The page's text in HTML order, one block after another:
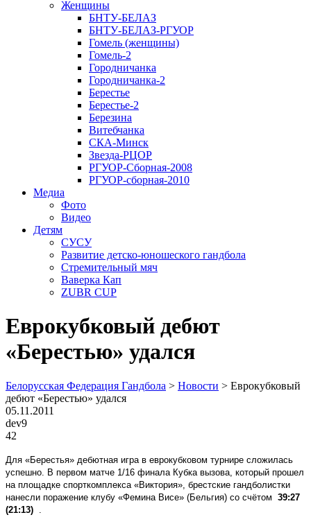
Женщины
БНТУ-БЕЛАЗ
БНТУ-БЕЛАЗ-РГУОР
Гомель (женщины)
Гомель-2
Городничанка
Городничанка-2
Берестье
Берестье-2
Березина
Витебчанка
СКА-Минск
Звезда-РЦОР
РГУОР-Сборная-2008
РГУОР-сборная-2010
Медиа
Фото
Видео
Детям
СУСУ
Развитие детско-юношеского гандбола
Стремительный мяч
Ваверка Кап
ZUBR CUP
Еврокубковый дебют
«Берестью» удался
Белорусская Федерация Гандбола > Новости > Еврокубковый
дебют «Берестью» удался
05.11.2011
dev9
42
Для «Берестья» дебютная игра в еврокубковом турнире сложилась
успешно. В первом матче 1/16 финала Кубка вызова, который прошел
на площадке спорткомплекса «Виктория», брестские гандболистки
нанесли поражение клубу «Фемина Висе» (Бельгия) со счётом 39:27
(21:13)